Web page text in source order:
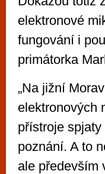
elektronové
fungování i
primátorka
„Na jižní
elektronových
přístroje
poznání. A to
ale především